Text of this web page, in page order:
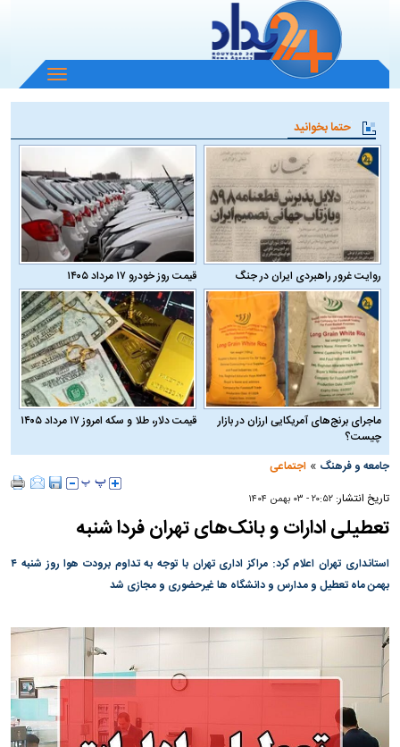
باز
و
منو
حتما بخوانید
روایت غرور راهبردی ایران در جنگ قیمت روز خودرو ۱۷ مرداد ۱۴۰۵
ماجرای برنج‌های آمریکایی ارزان در بازار
چیست؟
قیمت دلار، طلا و سکه امروز ۱۷ مرداد ۱۴۰۵
جامعه و فرهنگ »اجتماعی
تاریخ انتشار:۲۰:۵۲ - ۰۳ بهمن ۱۴۰۴
تعطیلی ادارات و بانک‌های تهران فردا شنبه
استانداری تهران اعلام کرد: مراکز اداری تهران با توجه به تداوم برودت هوا روز شنبه ۴
بهمن ماه تعطیل و مدارس و دانشگاه ها غیرحضوری و مجازی شد